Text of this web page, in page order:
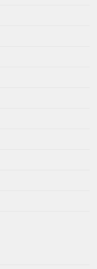
gyorsvonatban